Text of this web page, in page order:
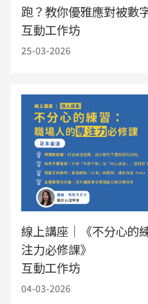
跑？教你優雅應對被數
互動工作坊
25-03-2026
線上講座｜《不分心的
注力必修課》
互動工作坊
04-03-2026